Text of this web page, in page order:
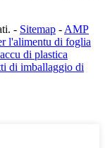
- Sitemap - AMP
l'alimentu di foglia
di plastica
di imballaggio di